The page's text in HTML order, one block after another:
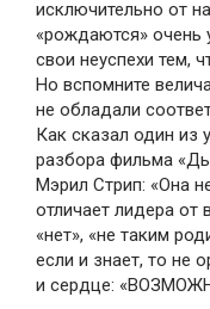
исключительно от
«рождаются» очень
свои неуспехи тем,
Но вспомните
не обладали
Как сказал один из
разбора фильма
Мэрил Стрип: «Она
отличает лидера от
«нет», «не таким
если и знает, то не
и сердце: